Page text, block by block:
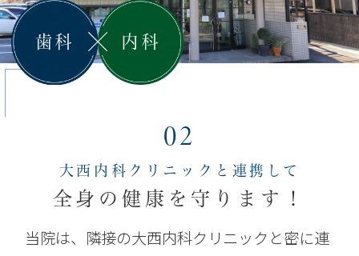
02
大西内科クリニックと連携して
全身の健康を守ります！
当院は、隣接の大西内科クリニックと密に連
歯科 内科